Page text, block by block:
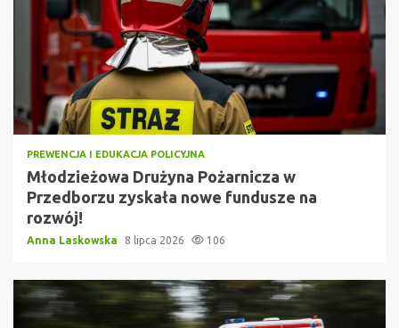
PREWENCJA I EDUKACJA POLICYJNA
Młodzieżowa Drużyna Pożarnicza w
Przedborzu zyskała nowe fundusze na
rozwój!
Anna Laskowska 8 lipca 2026 106